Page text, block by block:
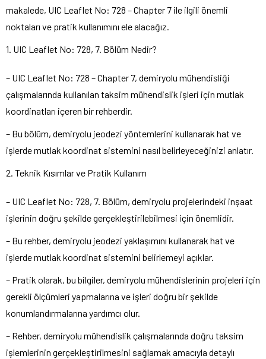
makalede, UIC Leaflet No: 728 – Chapter 7 ile ilgili önemli
noktaları ve pratik kullanımını ele alacağız.
1. UIC Leaflet No: 728, 7. Bölüm Nedir?
– UIC Leaflet No: 728 – Chapter 7, demiryolu mühendisliği
çalışmalarında kullanılan taksim mühendislik işleri için mutlak
koordinatları içeren bir rehberdir.
– Bu bölüm, demiryolu jeodezi yöntemlerini kullanarak hat ve
işlerde mutlak koordinat sistemini nasıl belirleyeceğinizi anlatır.
2. Teknik Kısımlar ve Pratik Kullanım
– UIC Leaflet No: 728, 7. Bölüm, demiryolu projelerindeki inşaat
işlerinin doğru şekilde gerçekleştirilebilmesi için önemlidir.
– Bu rehber, demiryolu jeodezi yaklaşımını kullanarak hat ve
işlerde mutlak koordinat sistemini belirlemeyi açıklar.
– Pratik olarak, bu bilgiler, demiryolu mühendislerinin projeleri için
gerekli ölçümleri yapmalarına ve işleri doğru bir şekilde
konumlandırmalarına yardımcı olur.
– Rehber, demiryolu mühendislik çalışmalarında doğru taksim
işlemlerinin gerçekleştirilmesini sağlamak amacıyla detaylı